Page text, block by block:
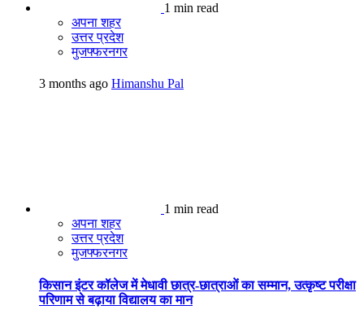
1 min read
अपना शहर
उत्तर प्रदेश
मुजफ्फरनगर
3 months ago Himanshu Pal
1 min read
अपना शहर
उत्तर प्रदेश
मुजफ्फरनगर
किसान इंटर कॉलेज में मेधावी छात्र-छात्राओं का सम्मान, उत्कृष्ट परीक्षा
परिणाम से बढ़ाया विद्यालय का मान